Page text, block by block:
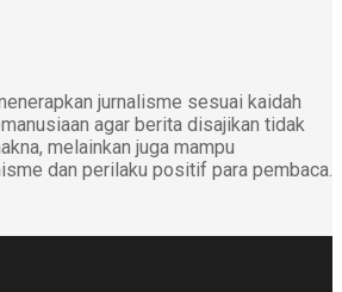
jurnalisme sesuai kaidah
agar berita disajikan tidak
melainkan juga mampu
dan perilaku positif para pembaca.